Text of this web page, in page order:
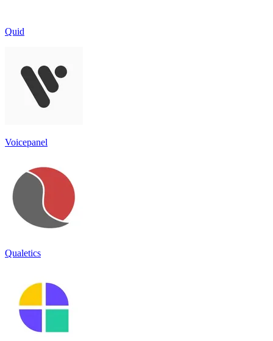
Quid
Voicepanel
Qualetics